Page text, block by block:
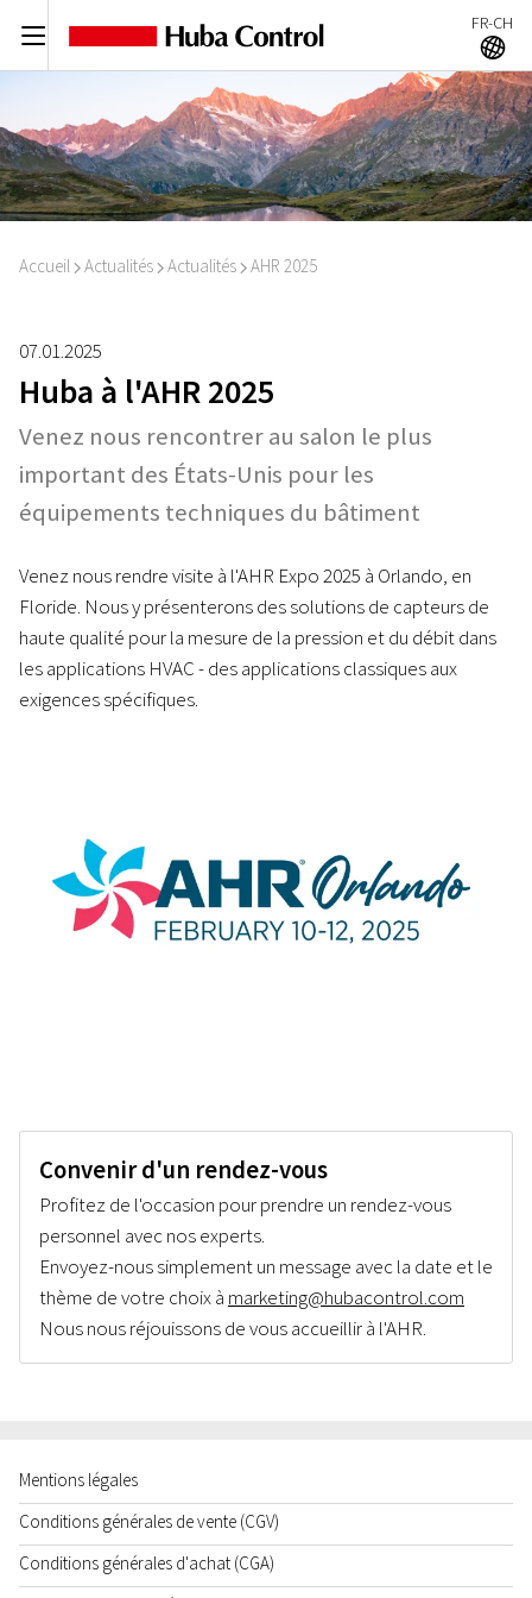
C FR-CH
A
Accueil I Actualités I Actualités I AHR 2025
07.01.2025
Huba à l'AHR 2025
Venez nous rencontrer au salon le plus
important des États-Unis pour les
équipements techniques du bâtiment
Venez nous rendre visite à l'AHR Expo 2025 à Orlando, en
Floride. Nous y présenterons des solutions de capteurs de
haute qualité pour la mesure de la pression et du débit dans
les applications HVAC - des applications classiques aux
exigences spécifiques.
Convenir d'un rendez-vous
Profitez de l'occasion pour prendre un rendez-vous
personnel avec nos experts.
Envoyez-nous simplement un message avec la date et le
thème de votre choix à marketing@hubacontrol.com
Nous nous réjouissons de vous accueillir à l'AHR.
Mentions légales
Conditions générales de vente (CGV)
Conditions générales d'achat (CGA)